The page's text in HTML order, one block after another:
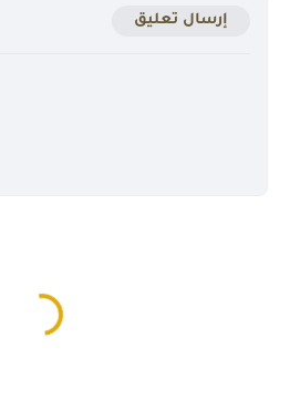
إرسال تعليق